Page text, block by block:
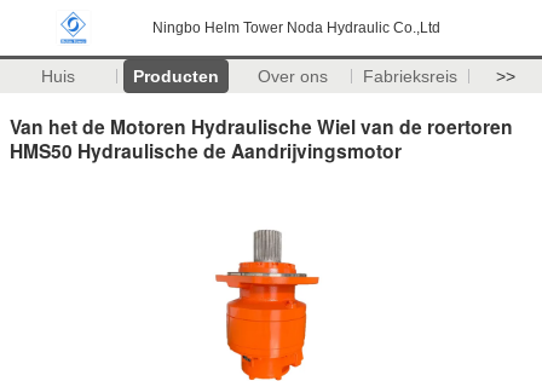
Ningbo Helm Tower Noda Hydraulic Co.,Ltd
Huis Producten Over ons Fabrieksreis >>
Van het de Motoren Hydraulische Wiel van de roertoren
HMS50 Hydraulische de Aandrijvingsmotor